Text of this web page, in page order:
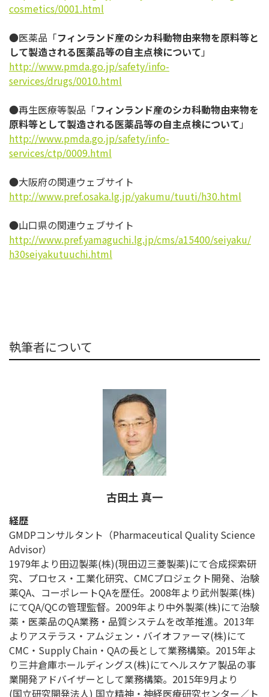
cosmetics/0001.html
●医薬品「フィンランド産のシカ科動物由来物を原料等と
して製造される医薬品等の自主点検について 」
http://www.pmda.go.jp/safety/info-
services/drugs/0010.html
●再生医療等製品「フィンランド産のシカ科動物由来物を
原料等として製造される医薬品等の自主点検について 」
http://www.pmda.go.jp/safety/info-
services/ctp/0009.html
●大阪府の関連ウェブサイト
http://www.pref.osaka.lg.jp/yakumu/tuuti/h30.html
●山口県の関連ウェブサイト
http://www.pref.yamaguchi.lg.jp/cms/a15400/seiyaku/
h30seiyakutuuchi.html
執筆者について
古田土 真一
経歴
GMDPコンサルタント（Pharmaceutical Quality Science
Advisor）
1979年より田辺製薬(株)(現田辺三菱製薬)にて合成探索研
究、プロセス・工業化研究、CMCプロジェクト開発、治験
薬QA、コーポレートQAを歴任。2008年より武州製薬(株)
にてQA/QCの管理監督。2009年より中外製薬(株)にて治験
薬・医薬品のQA業務・品質システムを改革推進。2013年
よりアステラス・アムジェン・バイオファーマ(株)にて
CMC・Supply Chain・QAの長として業務構築。2015年よ
り三井倉庫ホールディングス(株)にてヘルスケア製品の事
業開発アドバイザーとして業務構築。2015年9月より
(国立研究開発法人) 国立精神・神経医療研究センター／ト